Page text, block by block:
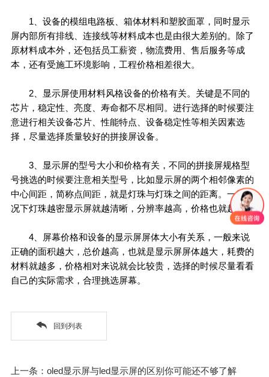
1、设备的模组电路板、箱体材料和塑胶面罩，同时显示
屏内部所有排线、连接线等材料成本也是由很大差别的。除了
原材料成本外，还包括员工薪资，物流费用、售后服务等成
本，还有受施工环境影响，工程价格相差很大。
2、显示屏使用材料风格设备的价格有关。关键是不同的
芯片，稳定性、亮度、寿命都不尽相同。进行选择的时候要注
意进行相关设备芯片、性能特点、设备稳定性等相关因素选
择，尽量选择质量较好的拼接屏设备。
3、显示屏的型号大小和价格有关，不同的拼接屏规格型
号挑选的时候要注意相关型号，比如显示屏的两个相邻像素的
中心间距，简称点间距，就是灯珠与灯珠之间的距离。一般情
况下灯珠越密显示屏就越清晰，分辨率越高，价格也就越高。
4、屏幕价格和设备的显示屏屏体大小有关系，一般来说
正确的面积越大，总价越高，也就是显示屏屏体越大，耗费的
材料就越多，价格相对来说就会比较贵，选择的时候尽量看看
自己的实际需求，合理挑选屏幕。
回到列表
上一条：oled显示屏与led显示屏的区别你可能还不够了解